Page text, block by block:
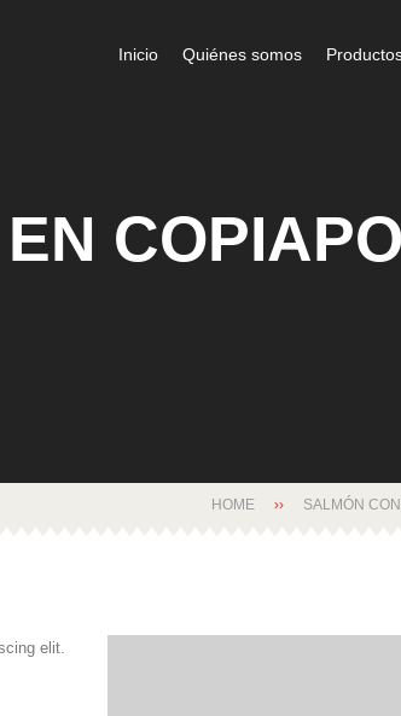
Inicio Quiénes somos
COPIAPO
HOME SALMÓN
elit.